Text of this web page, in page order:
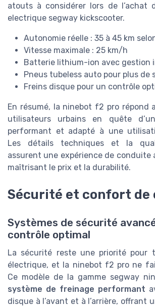
atouts à considérer lors de l’achat
electrique segway kickscooter.
Autonomie réelle : 35 à 45 km
Vitesse maximale : 25 km/h
Batterie lithium-ion avec gestion
Pneus tubeless auto pour plus de
Freins disque pour un contrôle
En résumé, la ninebot f2 pro répond
utilisateurs urbains en quête
performant et adapté à une
Les détails techniques et la
assurent une expérience de conduite
maîtrisant le prix et la durabilité.
Sécurité et confort de
Systèmes de sécurité
contrôle optimal
La sécurité reste une priorité
électrique, et la ninebot f2 pro ne
Ce modèle de la gamme segway
système de freinage performant
disque à l’avant et à l’arrière, offrant